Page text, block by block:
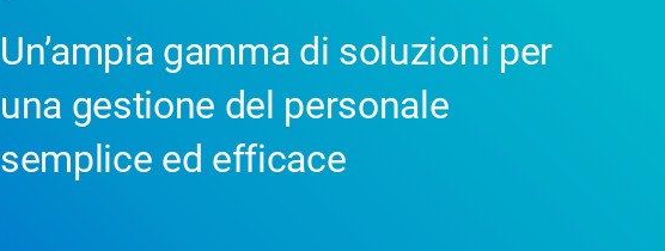
Un’ampia gamma di soluzioni per
una gestione del personale
semplice ed efficace